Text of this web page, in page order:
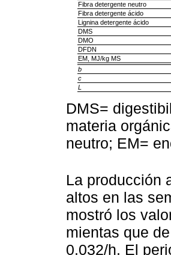
Fibra detergente neutro
Fibra detergente ácido
Lignina detergente ácido
DMS
DMO
DFDN
EM, MJ/kg MS
b
c
L
DMS=
materia
neutro; EM=
La producción
altos en las
mostró los
mientas que
0.032/h. El